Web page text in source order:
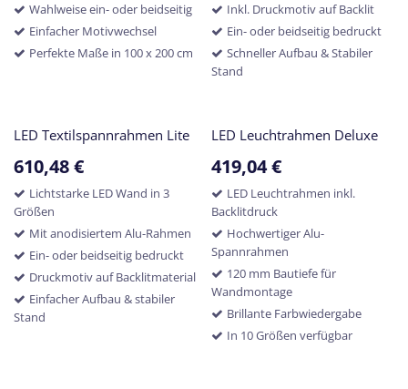
Wahlweise ein- oder beidseitig
Einfacher Motivwechsel
Perfekte Maße in 100 x 200 cm
Inkl. Druckmotiv auf Backlit
Ein- oder beidseitig bedruckt
Schneller Aufbau & Stabiler
Stand
LED Textilspannrahmen Lite
610,48€
Lichtstarke LED Wand in 3
Größen
Mit anodisiertem Alu-Rahmen
Ein- oder beidseitig bedruckt
Druckmotiv auf Backlitmaterial
Einfacher Aufbau & stabiler
Stand
LED Leuchtrahmen Deluxe
419,04€
LED Leuchtrahmen inkl.
Backlitdruck
Hochwertiger Alu-
Spannrahmen
120 mm Bautiefe für
Wandmontage
Brillante Farbwiedergabe
In 10 Größen verfügbar